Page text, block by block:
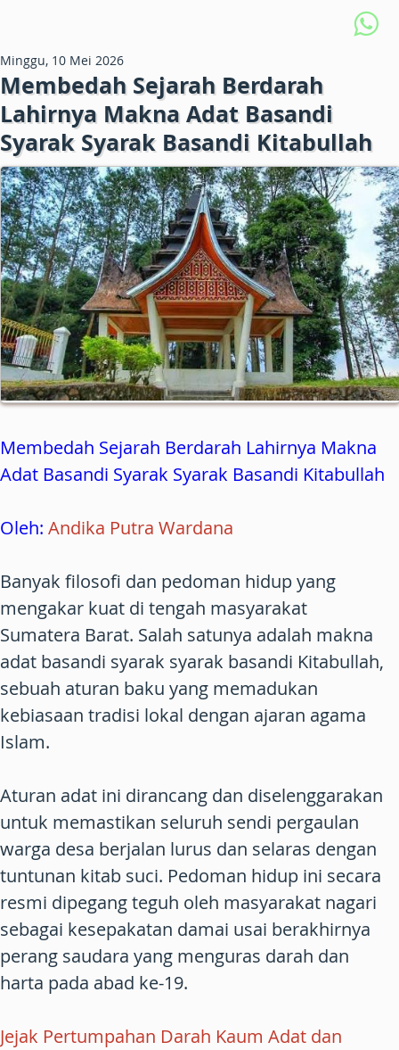
Minggu, 10 Mei 2026
Membedah Sejarah Berdarah
Lahirnya Makna Adat Basandi
Syarak Syarak Basandi Kitabullah
Membedah Sejarah Berdarah Lahirnya Makna
Adat Basandi Syarak Syarak Basandi Kitabullah
Oleh: Andika Putra Wardana
Banyak filosofi dan pedoman hidup yang
mengakar kuat di tengah masyarakat
Sumatera Barat. Salah satunya adalah makna
adat basandi syarak syarak basandi Kitabullah,
sebuah aturan baku yang memadukan
kebiasaan tradisi lokal dengan ajaran agama
Islam.
Aturan adat ini dirancang dan diselenggarakan
untuk memastikan seluruh sendi pergaulan
warga desa berjalan lurus dan selaras dengan
tuntunan kitab suci. Pedoman hidup ini secara
resmi dipegang teguh oleh masyarakat nagari
sebagai kesepakatan damai usai berakhirnya
perang saudara yang menguras darah dan
harta pada abad ke-19.
Jejak Pertumpahan Darah Kaum Adat dan